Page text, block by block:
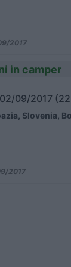
2017
in camper
09/2017
Slovenia,
2017